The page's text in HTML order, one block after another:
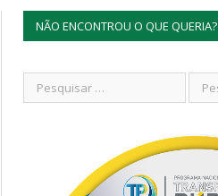
NÃO ENCONTROU O QUE QUERIA?